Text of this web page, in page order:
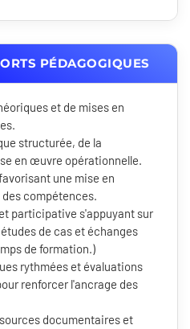
PÉDAGOGIQUES
et de mises en
structurée, de la
en œuvre opérationnelle.
une mise en
compétences.
participative s'appuyant sur
de cas et échanges
de formation.)
rythmées et évaluations
renforcer l'ancrage des
documentaires et